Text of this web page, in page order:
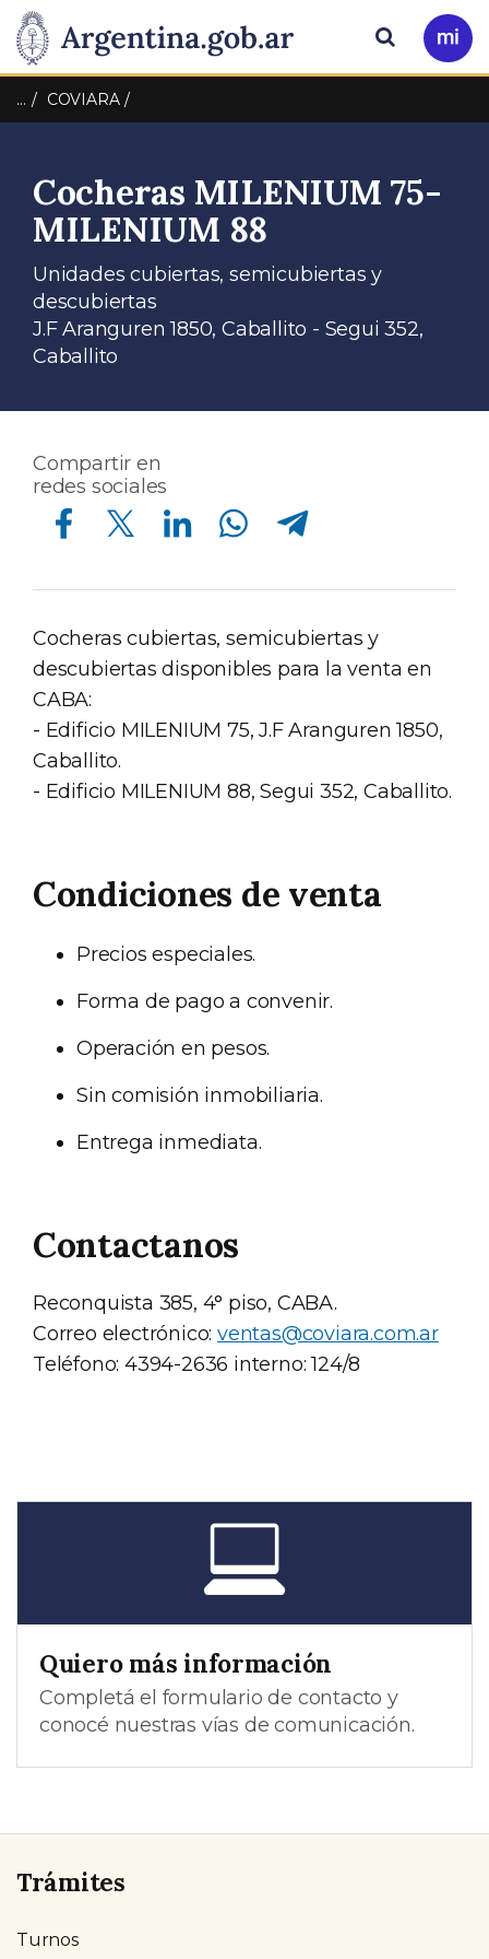
Presidencia
de
Nación
Pasar al contenido principal
Ir
a
Buscar
… COVIARA
Cocheras MILENIUM 75-
MILENIUM 88
Unidades cubiertas, semicubiertas y
descubiertas
J.F Aranguren 1850, Caballito - Segui 352,
Caballito
Compartir en
redes sociales
Compartir en Facebook Compartir en Twitter Compartir en Linkedin Compartir en Whatsapp Compartir en Telegram
Cocheras cubiertas, semicubiertas y
descubiertas disponibles para la venta en
CABA:
- Edificio MILENIUM 75, J.F Aranguren 1850,
Caballito.
- Edificio MILENIUM 88, Segui 352, Caballito.
Condiciones de venta
Precios especiales.
Forma de pago a convenir.
Operación en pesos.
Sin comisión inmobiliaria.
Entrega inmediata.
Contactanos
Reconquista 385, 4° piso, CABA.
Correo electrónico:ventas@coviara.com.ar
Teléfono: 4394-2636 interno: 124/8
Quiero más información
Completá el formulario de contacto y
conocé nuestras vías de comunicación.
Trámites
Turnos